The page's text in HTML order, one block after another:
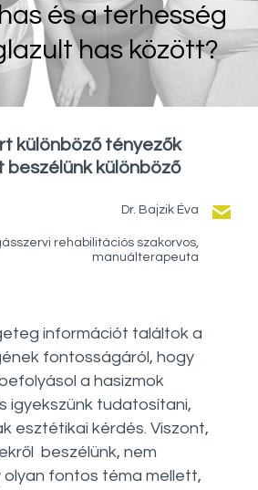
és a terhesség
has között?
különböző tényezők
beszélünk különböző
Dr. Bajzik Éva
rehabilitációs szakorvos,
manuálterapeuta
információt találtok a
fontosságáról, hogy
a hasizmok
igyekszünk tudatosítani,
esztétikai kérdés. Viszont,
beszélünk, nem
olyan fontos téma mellett,